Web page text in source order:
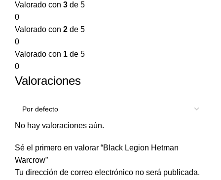
Valorado con 3 de 5
0
Valorado con 2 de 5
0
Valorado con 1 de 5
0
Valoraciones
No hay valoraciones aún.
Sé el primero en valorar “Black Legion Hetman
Warcrow”
Tu dirección de correo electrónico no será publicada.